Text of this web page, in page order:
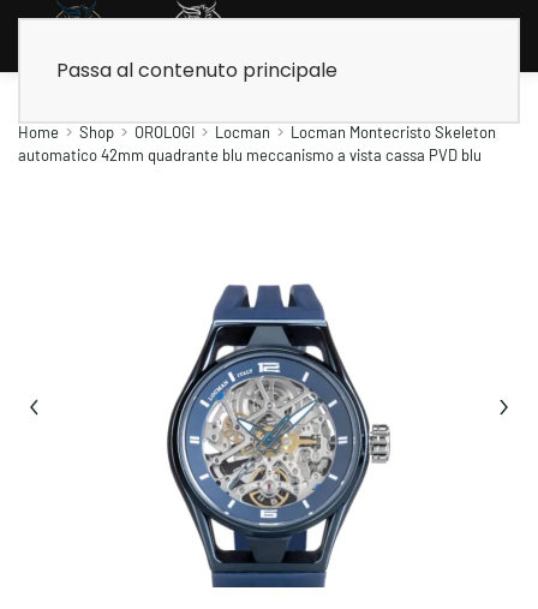
Passa al contenuto principale
Home Shop OROLOGI Locman
Locman Montecristo Skeleton
automatico 42mm quadrante blu meccanismo a vista cassa PVD blu